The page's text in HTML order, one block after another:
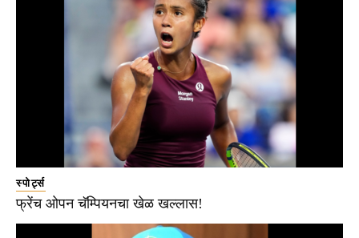
स्पोर्ट्स
फ्रेंच ओपन चॅम्पियनचा खेळ खल्लास!